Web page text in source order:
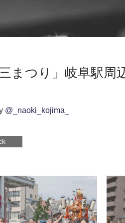
三まつり」岐阜駅周
@_naoki_kojima_